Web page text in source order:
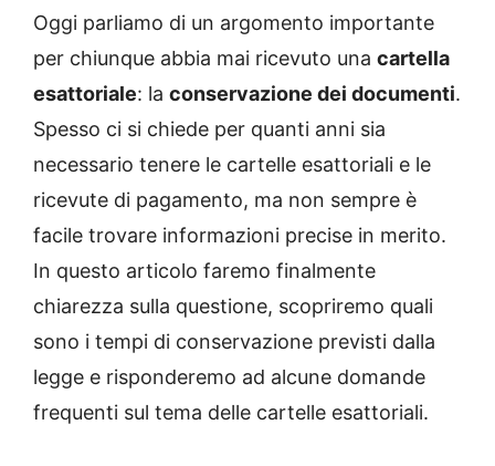
Oggi parliamo di un argomento importante
per chiunque abbia mai ricevuto una cartella
esattoriale: la conservazione dei documenti.
Spesso ci si chiede per quanti anni sia
necessario tenere le cartelle esattoriali e le
ricevute di pagamento, ma non sempre è
facile trovare informazioni precise in merito.
In questo articolo faremo finalmente
chiarezza sulla questione, scopriremo quali
sono i tempi di conservazione previsti dalla
legge e risponderemo ad alcune domande
frequenti sul tema delle cartelle esattoriali.